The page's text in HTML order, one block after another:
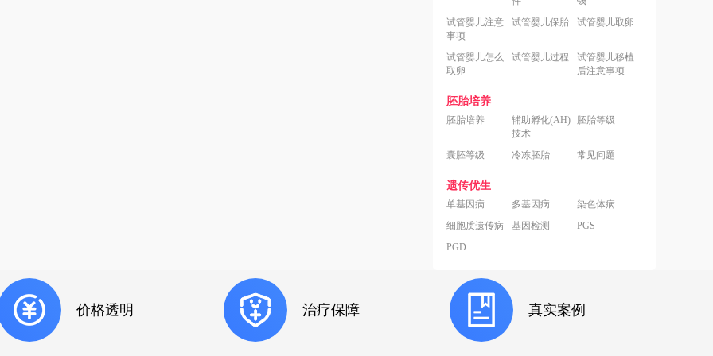
试管婴儿注意
事项
试管婴儿保胎 试管婴儿取卵
试管婴儿怎么
取卵
试管婴儿过程
试管婴儿移植
后注意事项
胚胎培养
胚胎培养
辅助孵化(AH)
技术
胚胎等级
囊胚等级 冷冻胚胎 常见问题
遗传优生
单基因病 多基因病
染色体病
细胞质遗传病
基因检测
PGS
PGD
价格透明 治疗保障 真实案例